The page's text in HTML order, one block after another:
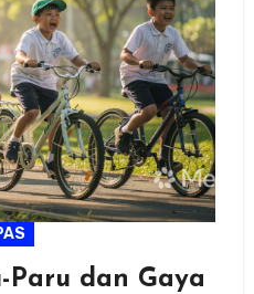
Paru dan Gaya